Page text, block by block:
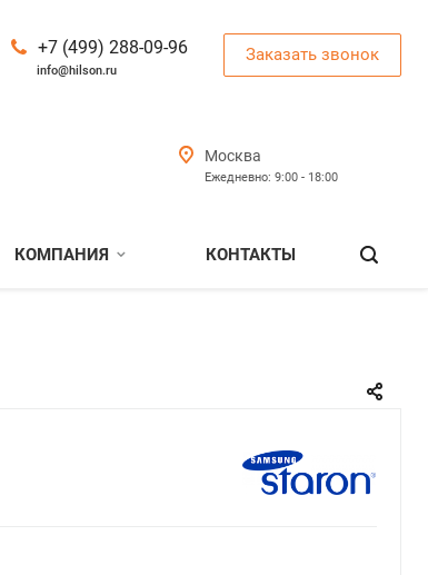
+7 (499) 288-09-96
info@hilson.ru
Заказать звонок
Москва
Ежедневно: 9:00 - 18:00
КОМПАНИЯ КОНТАКТЫ